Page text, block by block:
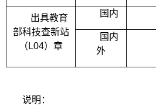
出具教育
部科技查新站
（L04）章
国内
国内
外
说明：